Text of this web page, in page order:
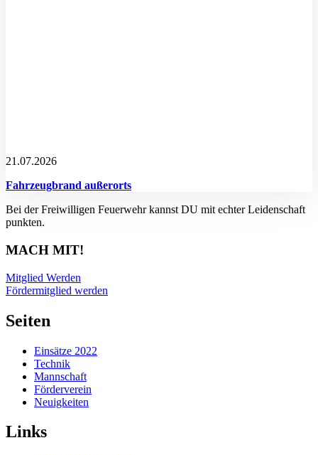
21.07.2026
Fahrzeugbrand außerorts
Bei der Freiwilligen Feuerwehr kannst DU mit echter Leidenschaft
punkten.
MACH MIT!
Mitglied Werden
Fördermitglied werden
Seiten
Einsätze 2022
Technik
Mannschaft
Förderverein
Neuigkeiten
Links